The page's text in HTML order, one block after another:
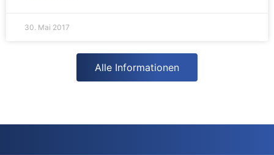
30. Mai 2017
Alle Informationen